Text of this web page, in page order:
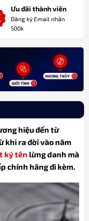
Ưu đãi thành viên
Đăng ký Email nhận
500k
hiệu đến từ
khi ra đời vào năm
ký tên lừng danh mà
chính hãng đi kèm.